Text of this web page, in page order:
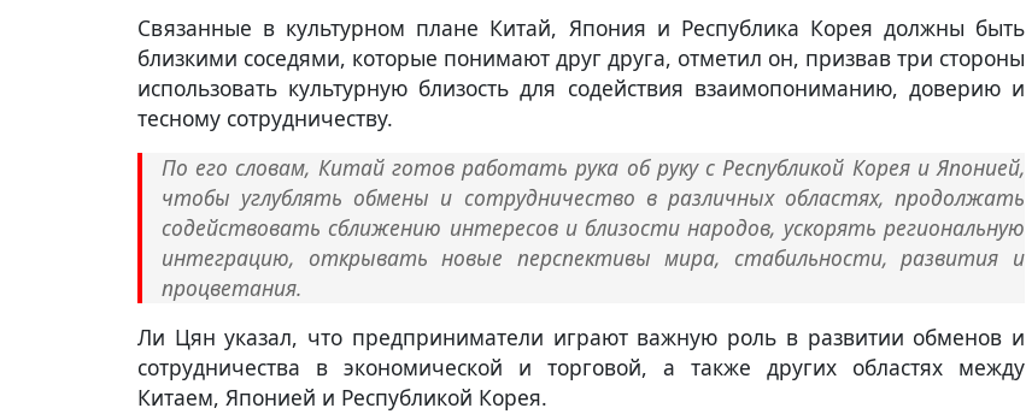
Связанные в культурном плане Китай, Япония и Республика Корея должны быть
близкими соседями, которые понимают друг друга, отметил он, призвав три стороны
использовать культурную близость для содействия взаимопониманию, доверию и
тесному сотрудничеству.
По его словам, Китай готов работать рука об руку с Республикой Корея и Японией,
чтобы углублять обмены и сотрудничество в различных областях, продолжать
содействовать сближению интересов и близости народов, ускорять региональную
интеграцию, открывать новые перспективы мира, стабильности, развития и
процветания.
Ли Цян указал, что предприниматели играют важную роль в развитии обменов и
сотрудничества в экономической и торговой, а также других областях между
Китаем, Японией и Республикой Корея.